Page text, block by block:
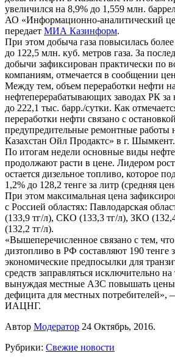
увеличился на 8,9% до 1,559 млн.
АО «Информационно-аналитический
передает МИА Казинформ.
При этом добыча газа повысилась
до 122,5 млн. куб. метров газа. За
добычи зафиксирован практически по
компаниям, отмечается в сообщении
Между тем, объем переработки нефти
нефтеперерабатывающих заводах РК за
до 222,1 тыс. барр./сутки. Как
переработки нефти связано с
предупредительные ремонтные работы
Казахстан Ойл Продактс» в г. Шымкент.
По итогам недели основные виды
продолжают расти в цене. Лидером
остается дизельное топливо, которое
1,2% до 128,2 тенге за литр (средняя
При этом максимальная цена
с Россией областях: Павлодарская
(133,9 тг/л), СКО (133,3 тг/л), ЗКО
(132,2 тг/л).
«Вышеперечисленное связано с тем,
дизтопливо в РФ составляют 190 тенге
экономические предпосылки для
средств заправляться исключительно
вынуждая местные АЗС повышать цены
дефицита для местных потребителей»,
ИАЦНГ.
Автор Модератор 24 Октябрь, 2016.
Рубрики: Свежие новости